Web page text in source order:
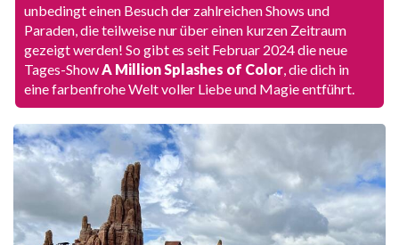
unbedingt einen Besuch der zahlreichen Shows und
Paraden, die teilweise nur über einen kurzen Zeitraum
gezeigt werden! So gibt es seit Februar 2024 die neue
Tages-ShowA Million Splashes of Color, die dich in
eine farbenfrohe Welt voller Liebe und Magie entführt.